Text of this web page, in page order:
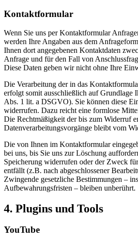
Kontaktformular
Wenn Sie uns per Kontaktformular
werden Ihre Angaben aus dem
Ihnen dort angegebenen Kontaktdaten
Anfrage und für den Fall von
Diese Daten geben wir nicht ohne Ihre
Die Verarbeitung der in das
erfolgt somit ausschließlich auf
Abs. 1 lit. a DSGVO). Sie können diese
widerrufen. Dazu reicht eine formlose
Die Rechtmäßigkeit der bis zum Widerruf
Datenverarbeitungsvorgänge bleibt vom
Die von Ihnen im Kontaktformular
bei uns, bis Sie uns zur Löschung
Speicherung widerrufen oder der Zweck
entfällt (z.B. nach abgeschlossener
Zwingende gesetzliche Bestimmungen –
Aufbewahrungsfristen – bleiben unberührt.
4. Plugins und Tools
YouTube